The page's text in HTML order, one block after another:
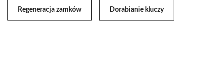
Regeneracja zamków Dorabianie kluczy